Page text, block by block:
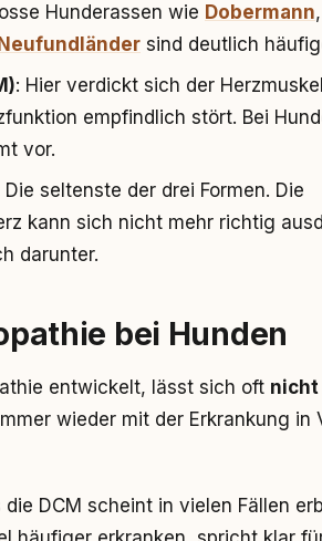
Hunderassen wie Dobermann,
Neufundländer sind deutlich
: Hier verdickt sich der Herzmuskel
empfindlich stört. Bei
vor.
Die seltenste der drei Formen. Die
kann sich nicht mehr richtig
darunter.
bei Hunden
entwickelt, lässt sich oft
wieder mit der Erkrankung in
die DCM scheint in vielen Fällen